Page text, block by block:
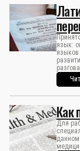
язык:
языков
Как
Для
данном